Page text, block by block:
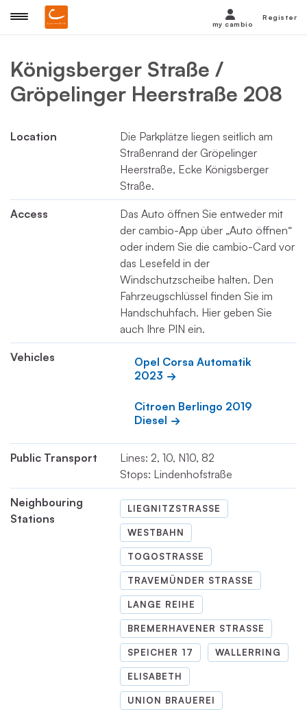
Königsberger Straße /
Gröpelinger Heerstraße 208
Location
Die Parkplätze liegen seitlich am
Straßenrand der Gröpelinger
Heerstraße, Ecke Königsberger
Straße.
Access
Das Auto öffnen Sie entweder mit
der cambio-App über „Auto öffnen“
oder indem Sie die cambio-Card vor
das Lesefeld in der
Windschutzscheibe halten. Den
Fahrzeugschlüssel finden Sie im
Handschuhfach. Hier geben Sie
auch Ihre PIN ein.
Vehicles
Opel Corsa Automatik
2023
Citroen Berlingo 2019
Diesel
Public Transport
Lines: 2, 10, N10, 82
Stops: Lindenhofstraße
Neighbouring
Stations
LIEGNITZSTRASSE
WESTBAHN
TOGOSTRASSE
TRAVEMÜNDER STRASSE
LANGE REIHE
BREMERHAVENER STRASSE
SPEICHER 17 WALLERRING
ELISABETH
UNION BRAUEREI
my cambio
Register